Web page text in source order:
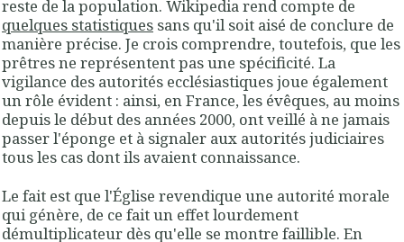
reste de la population. Wikipedia rend compte de
quelques statistiques sans qu'il soit aisé de conclure de
manière précise. Je crois comprendre, toutefois, que les
prêtres ne représentent pas une spécificité. La
vigilance des autorités ecclésiastiques joue également
un rôle évident : ainsi, en France, les évêques, au moins
depuis le début des années 2000, ont veillé à ne jamais
passer l'éponge et à signaler aux autorités judiciaires
tous les cas dont ils avaient connaissance.
Le fait est que l'Église revendique une autorité morale
qui génère, de ce fait un effet lourdement
démultiplicateur dès qu'elle se montre faillible. En